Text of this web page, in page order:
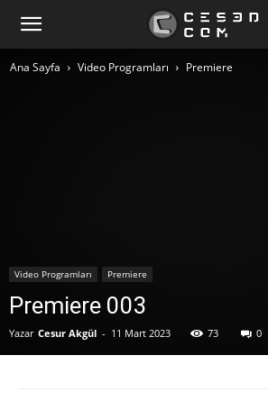
Ana Sayfa Video Programları Premiere
Video Programları Premiere
Premiere 003
Yazar Cesur Akgül - 11 Mart 2023 73 0